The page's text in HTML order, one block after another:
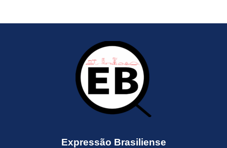
Expressão Brasiliense